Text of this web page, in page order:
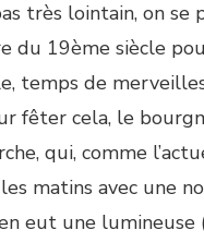
très lointain, on se
du 19ème siècle
temps de
fêter cela, le
qui, comme
matins avec une
eut une lumineuse